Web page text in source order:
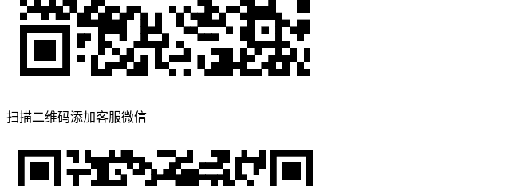
扫描二维码添加客服微信